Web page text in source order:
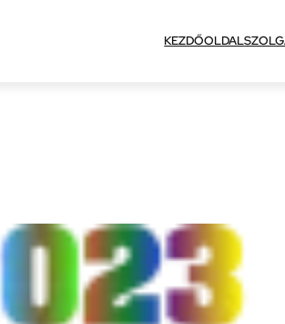
KEZDŐOLDAL